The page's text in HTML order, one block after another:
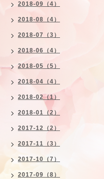
2018-09（4）
2018-08（4）
2018-07（3）
2018-06（4）
2018-05（5）
2018-04（4）
2018-02（1）
2018-01（2）
2017-12（2）
2017-11（3）
2017-10（7）
2017-09（8）